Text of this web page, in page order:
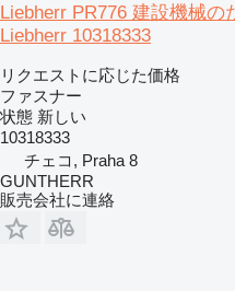
Liebherr PR776 建設機械の
Liebherr 10318333
リクエストに応じた価格
ファスナー
状態 新しい
10318333
チェコ, Praha 8
GUNTHERR
販売会社に連絡